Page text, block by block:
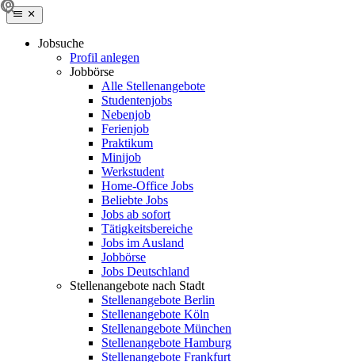
Jobsuche
Profil anlegen
Jobbörse
Alle Stellenangebote
Studentenjobs
Nebenjob
Ferienjob
Praktikum
Minijob
Werkstudent
Home-Office Jobs
Beliebte Jobs
Jobs ab sofort
Tätigkeitsbereiche
Jobs im Ausland
Jobbörse
Jobs Deutschland
Stellenangebote nach Stadt
Stellenangebote Berlin
Stellenangebote Köln
Stellenangebote München
Stellenangebote Hamburg
Stellenangebote Frankfurt